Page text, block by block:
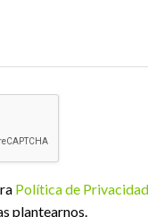
Política de Privacidad
plantearnos.